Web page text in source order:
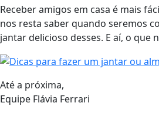
Receber amigos em casa é mais
nos resta saber quando seremos
jantar delicioso desses. E aí, o que
Até a próxima,
Equipe Flávia Ferrari